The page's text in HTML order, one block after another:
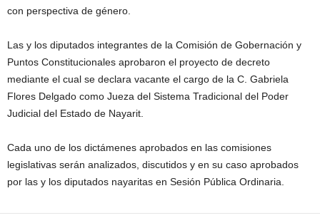
con perspectiva de género.
Las y los diputados integrantes de la Comisión de Gobernación y
Puntos Constitucionales aprobaron el proyecto de decreto
mediante el cual se declara vacante el cargo de la C. Gabriela
Flores Delgado como Jueza del Sistema Tradicional del Poder
Judicial del Estado de Nayarit.
Cada uno de los dictámenes aprobados en las comisiones
legislativas serán analizados, discutidos y en su caso aprobados
por las y los diputados nayaritas en Sesión Pública Ordinaria.